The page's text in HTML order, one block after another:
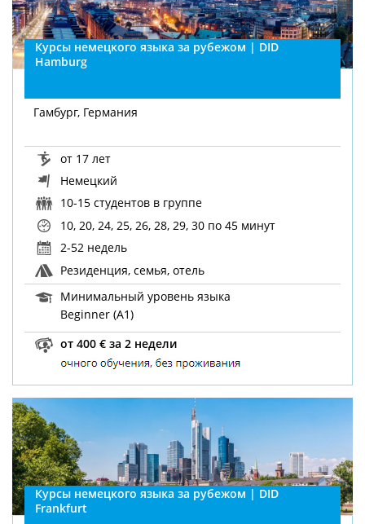
Курсы немецкого языка за рубежом | DID
Hamburg
Гамбург, Германия
от 17 лет
Немецкий
10-15 студентов в группе
10, 20, 24, 25, 26, 28, 29, 30 по 45 минут
2-52 недель
Резиденция, семья, отель
Минимальный уровень языка
Beginner (A1)
от 400 € за 2 недели
Курсы немецкого языка за рубежом | DID
Frankfurt